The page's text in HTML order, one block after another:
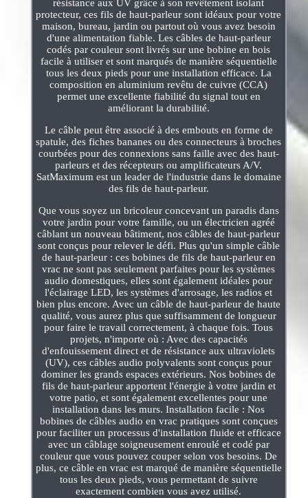
résistance aux UV grâce à son revêtement isolant
protecteur, ces fils de haut-parleur sont idéaux pour votre
maison, bureau, jardin ou partout où vous avez besoin
d'une alimentation fiable. Les câbles de haut-parleur
codés par couleur sont livrés sur une bobine en bois
facile à utiliser et sont marqués de manière séquentielle
tous les deux pieds pour une installation efficace. La
composition en aluminium revêtu de cuivre (CCA)
permet une excellente fiabilité du signal tout en
améliorant la durabilité.
Le câble peut être associé à des embouts en forme de
spatule, des fiches bananes ou des connecteurs à broches
courbées pour des connexions sans faille avec des haut-
parleurs et des récepteurs ou amplificateurs A/V.
SatMaximum est un leader de l'industrie dans le domaine
des fils de haut-parleur.
Que vous soyez un bricoleur concevant un paradis dans
votre jardin pour votre famille, ou un électricien agréé
câblant un nouveau bâtiment, nos câbles de haut-parleur
sont conçus pour relever le défi. Plus qu'un simple câble
de haut-parleur : ces bobines de fils de haut-parleur en
vrac ne sont pas seulement parfaites pour les systèmes
audio domestiques, elles sont également idéales pour
l'éclairage LED, les systèmes d'arrosage, les radios et
bien plus encore. Avec un câble de haut-parleur de haute
qualité, vous aurez plus que suffisamment de longueur
pour faire le travail correctement, à chaque fois. Tous
projets, n'importe où : Avec des capacités
d'enfouissement direct et de résistance aux ultraviolets
(UV), ces câbles audio polyvalents sont conçus pour
dominer les grands espaces extérieurs. Nos bobines de
fils de haut-parleur apportent l'énergie à votre jardin et
votre patio, et sont également excellentes pour une
installation dans les murs. Installation facile : Nos
bobines de câbles audio en vrac pratiques sont conçues
pour faciliter un processus d'installation fluide et efficace
avec un câblage soigneusement enroulé et codé par
couleur que vous pouvez couper selon vos besoins. De
plus, ce câble en vrac est marqué de manière séquentielle
tous les deux pieds, vous permettant de suivre
exactement combien vous avez utilisé.